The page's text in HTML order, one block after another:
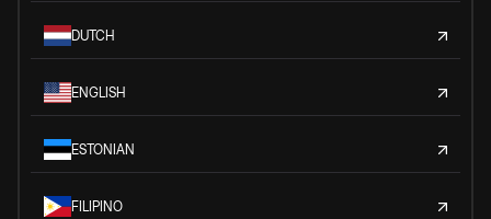
DUTCH
ENGLISH
ESTONIAN
FILIPINO